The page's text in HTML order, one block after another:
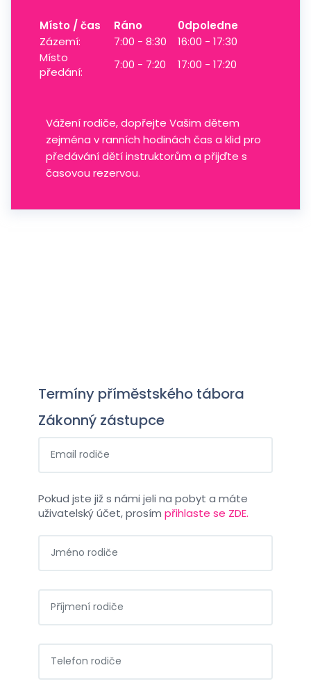
Místo / čas Ráno
0dpoledne
Zázemí:
7:00 - 8:30
16:00 - 17:30
Místo
předání:
7:00 - 7:20 17:00 - 17:20
Vážení rodiče, dopřejte Vašim dětem
zejména v ranních hodinách čas a klid pro
předávání dětí instruktorům a přijďte s
časovou rezervou.
Termíny příměstského tábora
Zákonný zástupce
Pokud jste již s námi jeli na pobyt a máte
uživatelský účet, prosím přihlaste se ZDE.